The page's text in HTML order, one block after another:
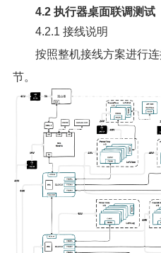
4.2 执行器桌面联调测试
4.2.1 接线说明
按照整机接线方案进行
节。